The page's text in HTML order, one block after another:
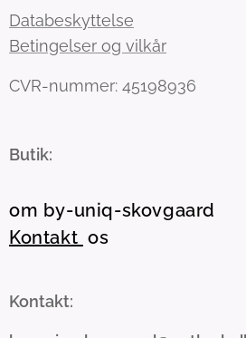
Databeskyttelse
Betingelser og vilkår
CVR-nummer: 45198936
Butik:
om by-uniq-skovgaard
Kontakt os
Kontakt: